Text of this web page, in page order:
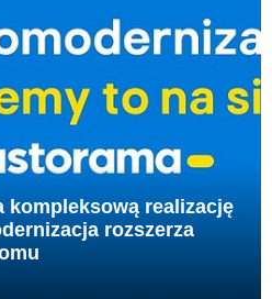
kompleksową realizację
rozszerza